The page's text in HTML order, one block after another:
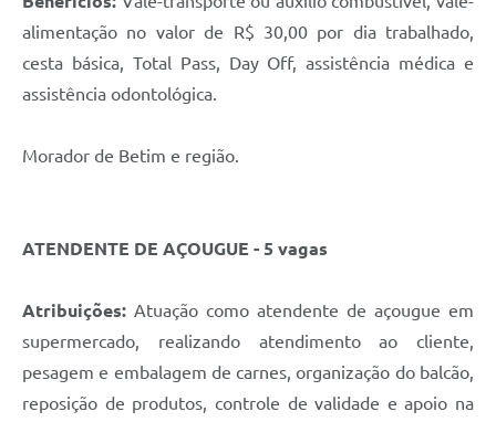
alimentação no valor de R$ 30,00 por dia trabalhado,
cesta básica, Total Pass, Day Off, assistência médica e
assistência odontológica.
Morador de Betim e região.
ATENDENTE DE AÇOUGUE - 5 vagas
Atribuições: Atuação como atendente de açougue em
supermercado, realizando atendimento ao cliente,
pesagem e embalagem de carnes, organização do balcão,
reposição de produtos, controle de validade e apoio na